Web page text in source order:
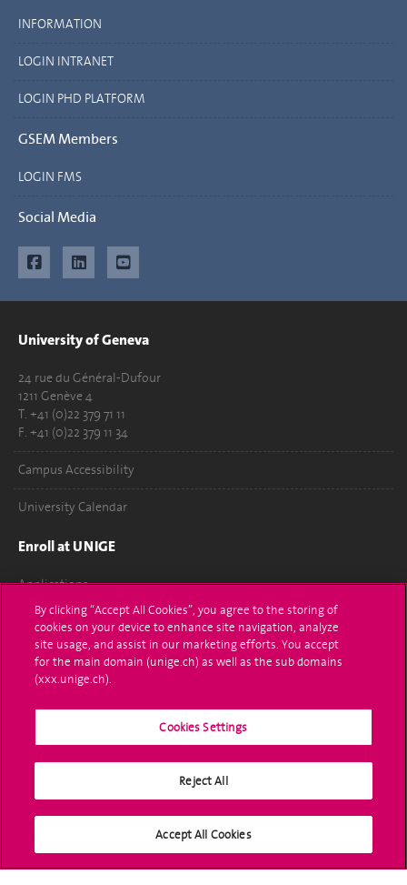
INFORMATION
LOGIN INTRANET
LOGIN PHD PLATFORM
GSEM Members
LOGIN FMS
Social Media
University of Geneva
24 rue du Général-Dufour
1211 Genève 4
T. +41 (0)22 379 71 11
F. +41 (0)22 379 11 34
Campus Accessibility
University Calendar
Enroll at UNIGE
Applications
Administrative procedures
Ask a question
Social Media
By clicking “Accept All Cookies”, you agree to the storing of
cookies on your device to enhance site navigation, analyze
site usage, and assist in our marketing efforts. You accept
for the main domain (unige.ch) as well as the sub domains
(xxx.unige.ch).
Cookies Settings
Reject All
Accept All Cookies